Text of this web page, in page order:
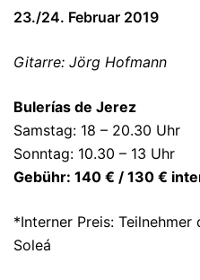
23./24. Februar 2019
Gitarre: Jörg Hofmann
Bulerías de Jerez
Samstag: 18 – 20.30 Uhr
Sonntag: 10.30 – 13 Uhr
Gebühr: 140 € / 130 €
*Interner Preis: Teilnehmer
Soleá